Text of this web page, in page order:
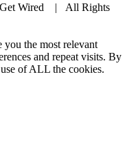
Wired | All Rights
you the most relevant
and repeat visits. By
of ALL the cookies.